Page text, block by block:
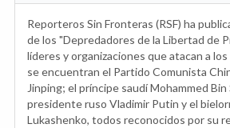
Reporteros Sin Fronteras (RSF) ha
de los "Depredadores de la Libertad de
líderes y organizaciones que atacan a
se encuentran el Partido Comunista
Jinping; el príncipe saudí Mohammed Bin
presidente ruso Vladimir Putin y el
Lukashenko, todos reconocidos por su